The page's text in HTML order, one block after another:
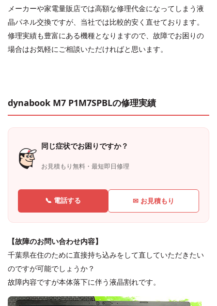
メーカーや家電量販店では高額な修理代金になってしまう液
晶パネル交換ですが、当社では比較的安く直せております。
修理実績も豊富にある機種となりますので、故障でお困りの
場合はお気軽にご相談いただければと思います。
dynabook M7 P1M7SPBLの修理実績
同じ症状でお困りですか？
お見積もり無料・最短即日修理
📞 電話する ✉ お見積もり
【故障のお問い合わせ内容】
千葉県在住のために直接持ち込みをして直していただきたい
のですが可能でしょうか？
故障内容ですが本体落下に伴う液晶割れです。